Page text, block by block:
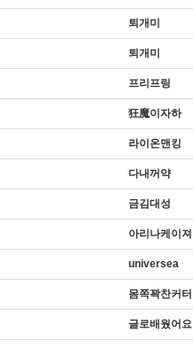
퇴개미
퇴개미
프리프링
狂魔이자하
라이온맨킹
다내꺼약
금김대성
아리나케이져
universea
몸쪽꽉찬커터
글로배웠어요